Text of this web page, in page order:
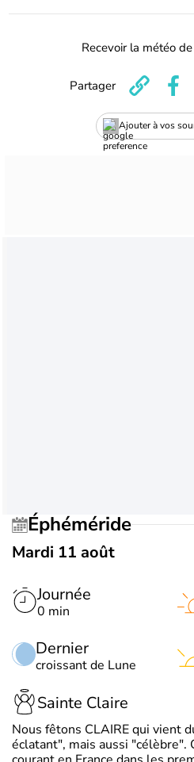
Recevoir la météo
Ajouter à vos
Partager
Éphéméride
Mardi 11 août
Journée
0 min
Dernier
croissant de Lune
Sainte Claire
Nous fêtons CLAIRE qui vient
éclatant", mais aussi "célèbre".